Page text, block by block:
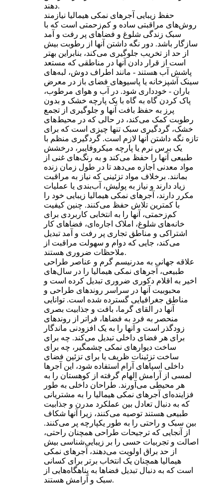
دهند.
حفظ زیبایی آجرهای نمکی هیمالیا نیازمند
روش‌های مراقبتی ساده و کم‌زحمتی است که با
سبک زندگی شلوغ و فضاهای پر رفت و آمد
سازگار باشد. دور نگه داشتن آنها از رطوبت بیش
از حد از تخریب جلوگیری می‌کند، بنابراین بهتر
است از قرار دادن آنها در مناطقی که مستعد
پاشش آب هستند - مانند اطراف دوش، لبه‌های
سینک آشپزخانه یا پاسیوهای فضای باز در معرض
باران - خودداری شود. در آب و هوای مرطوب،
پاک کردن گاه به گاه با یک پارچه خشک و بدون
پرز به حفظ بافت آنها و جلوگیری از تجمع
رطوبت کمک می‌کند، در حالی که در محیط‌های
خشک، گردگیری سبک تنها چیزی است که برای
تازه نگه داشتن آنها لازم است. گردگیری منظم با
یک برس نرم یا پارچه میکروفایبر، درخشش
طبیعی آنها را حفظ می‌کند و به رنگ‌های غنی از
مواد معدنی اجازه می‌دهد تا در طول زمان زنده
بمانند. برخلاف مواد تزئینی که نیاز به مراقبت
زیاد دارند و نیاز به پولیش، آب‌بندی یا عملیات
مکرر دارند، آجرهای نمکی هیمالیا زیبایی خود را
با کمترین تلاش حفظ می‌کنند. چنین کیفیت
کم‌زحمتی، آنها را به انتخابی کاربردی برای
خانه‌های شلوغ، املاک اجاره‌ای، فضاهای کار
اشتراکی و مناطق تجاری پر رفت و آمد تبدیل
می‌کند، جایی که دوام و سهولت مراقبت از
ملاحظات ضروری هستند.
علاقه جهانی به مدرنیسم گرم و عناصر طراحی
طبیعی، آجرهای نمکی هیمالیا را در سال‌های
اخیر به اقلام دکوری ضروری تبدیل کرده است و
محبوبیت آنها در سراسر روندهای طراحی و
مناطق جغرافیایی گسترده شده است. توانایی
آنها در القای گرما، بافت و جذابیت بصری
منحصر به فرد به فضاها، فراتر از روندهای
زودگذر است و آنها را به یک افزودنی ماندگار
برای هر فضای داخلی تبدیل می‌کند. چه برای
ساخت دیوارهای نمکی چشمگیر، چه برای
ساخت تزئینات ظریف یا برای تزئین فضای
داخلی اسپاهای آرام استفاده شود، این آجرها
لمسی از آرامش الهام گرفته از کوهستان را به
هر محیطی می‌آورند. طراحان داخلی به طور
فزاینده‌ای آجرهای نمکی هیمالیا را به مشتریانی
که به دنبال تعادل بین عملکرد مدرن و جذابیت
طبیعی هستند توصیه می‌کنند، زیرا آنها شکاف
بین سبک و راحتی را به طور یکپارچه پر می‌کنند.
از آنجایی که ترجیحات طراحی همچنان راحتی،
اصالت و تجربیات حسی را بر زیبایی‌شناسی بیش
از حد براق اولویت می‌دهند، آجرهای نمکی
هیمالیا همچنان یک انتخاب برتر برای کسانی
است که به دنبال تبدیل فضاها به پناهگاه‌هایی از
سبک و آرامش هستند.